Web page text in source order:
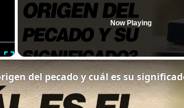
Fullscreen
Now Playing
del pecado y cuál es su